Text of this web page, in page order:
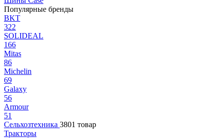
Популярные бренды
BKT
322
SOLIDEAL
166
Mitas
86
Michelin
69
Galaxy
56
Armour
51
Сельхозтехника 3801 товар
Тракторы